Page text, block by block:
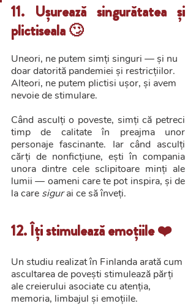
11. Ușurează singurătatea și
plictiseala 🙄
Uneori, ne putem simți singuri — și nu
doar datorită pandemiei și restricțiilor.
Alteori, ne putem plictisi ușor, și avem
nevoie de stimulare.
Când asculți o poveste, simți că petreci
timp de calitate în preajma unor
personaje fascinante. Iar când asculți
cărți de nonficțiune, ești în compania
unora dintre cele sclipitoare minți ale
lumii — oameni care te pot inspira, și de
la care sigur ai ce să înveți.
12. Îți stimulează emoțiile ❤️
Un studiu realizat în Finlanda arată cum
ascultarea de povești stimulează părți
ale creierului asociate cu atenția,
memoria, limbajul și emoțiile.